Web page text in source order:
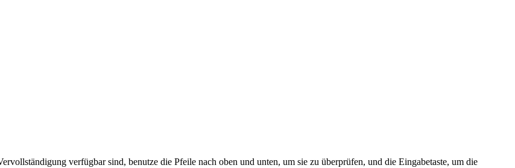
verfügbar sind, benutze die Pfeile nach oben und unten, um sie zu überprüfen, und die Eingabetaste, um die